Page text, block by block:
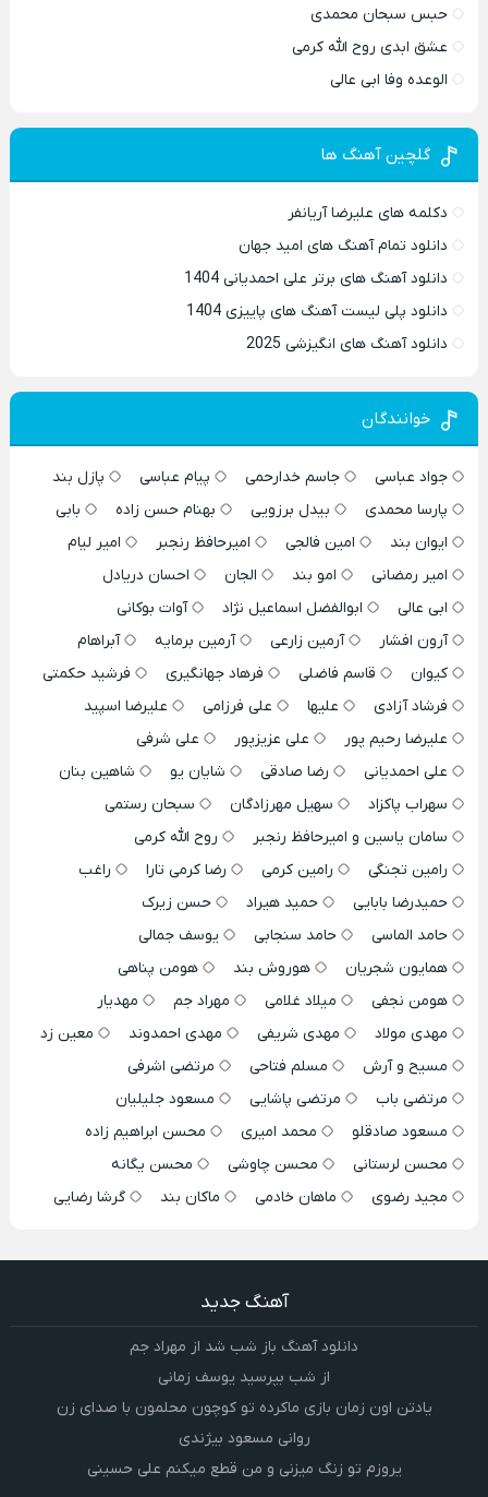
حبس سبحان محمدی
عشق ابدی روح الله کرمی
الوعده وفا ابی عالی
گلچین آهنگ ها
دکلمه های علیرضا آریانفر
دانلود تمام آهنگ های امید جهان
دانلود آهنگ های برتر علی احمدیانی 1404
دانلود پلی لیست آهنگ های پاییزی 1404
دانلود آهنگ های انگیزشی 2025
خوانندگان
جواد عباسی جاسم خدارحمی پیام عباسی
پازل بند
پارسا محمدی
بیدل برزویی بهنام حسن زاده
بابی
ایوان بند
امین فالجی امیرحافظ رنجبر
امیر لیام
امیر رمضانی
امو بند الجان
احسان دریادل
ابی عالی
ابوالفضل اسماعیل نژاد
آوات بوکانی
آرون افشار
آرمین زارعی آرمین برمایه
آبراهام
کیوان
قاسم فاضلی فرهاد جهانگیری
فرشید حکمتی
فرشاد آزادی
علیها علی فرزامی
علیرضا اسپید
علیرضا رحیم پور
علی عزیزپور
علی شرفی
علی احمدیانی
رضا صادقی شایان یو
شاهین بنان
سهراب پاکزاد
سهیل مهرزادگان
سبحان رستمی
سامان یاسین و امیرحافظ رنجبر
روح الله کرمی
رامین تجنگی
رامین کرمی رضا کرمی تارا
راغب
حمیدرضا بابایی
حمید هیراد
حسن زیرک
حامد الماسی
حامد سنجابی
یوسف جمالی
همایون شجریان
هوروش بند
هومن پناهی
هومن نجفی
میلاد غلامی مهراد جم
مهدیار
مهدی مولاد
مهدی شریفی مهدی احمدوند
معین زد
مسیح و آرش
مسلم فتاحی
مرتضی اشرفی
مرتضی باب
مرتضی پاشایی
مسعود جلیلیان
مسعود صادقلو
محمد امیری
محسن ابراهیم زاده
محسن لرستانی
محسن چاوشی
محسن یگانه
مجید رضوی
ماهان خادمی ماکان بند گرشا رضایی
آهنگ جدید
دانلود آهنگ باز شب شد از مهراد جم
از شب بپرسید یوسف زمانی
یادتن اون زمان بازی ماکرده تو کوچون محلمون با صدای زن
روانی مسعود بیژندی
یروزم تو زنگ میزنی و من قطع میکنم علی حسینی